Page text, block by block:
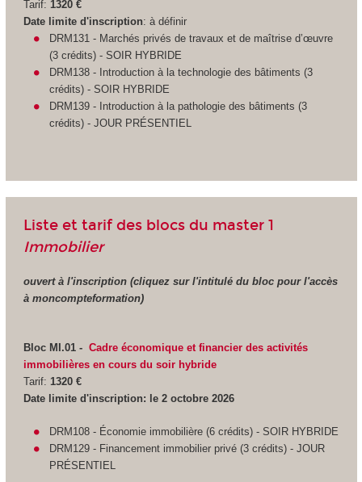
Tarif: 1320 €
Date limite d'inscription: à définir
DRM131 - Marchés privés de travaux et de maîtrise d’œuvre
(3 crédits) - SOIR HYBRIDE
DRM138 - Introduction à la technologie des bâtiments (3
crédits) - SOIR HYBRIDE
DRM139 - Introduction à la pathologie des bâtiments (3
crédits) - JOUR PRÉSENTIEL
Liste et tarif des blocs du master 1
Immobilier
ouvert à l'inscription (cliquez sur l'intitulé du bloc pour l'accès
à moncompteformation)
Bloc MI.01 - Cadre économique et financier des activités
immobilières en cours du soir hybride
Tarif: 1320 €
Date limite d'inscription: le 2 octobre 2026
DRM108 - Économie immobilière (6 crédits) - SOIR HYBRIDE
DRM129 - Financement immobilier privé (3 crédits) - JOUR
PRÉSENTIEL